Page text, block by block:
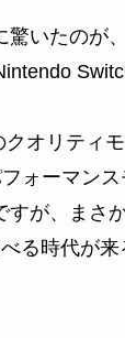
驚いたのが
オリティ
ォーマン
すが、まさ
る時代が